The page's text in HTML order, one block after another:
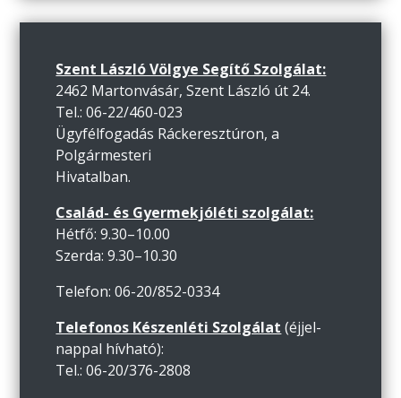
Szent László Völgye Segítő Szolgálat:
2462 Martonvásár, Szent László út 24.
Tel.: 06-22/460-023
Ügyfélfogadás Ráckeresztúron, a
Polgármesteri
Hivatalban.
Család- és Gyermekjóléti szolgálat:
Hétfő: 9.30–10.00
Szerda: 9.30–10.30
Telefon: 06-20/852-0334
Telefonos Készenléti Szolgálat (éjjel-
nappal hívható):
Tel.: 06-20/376-2808